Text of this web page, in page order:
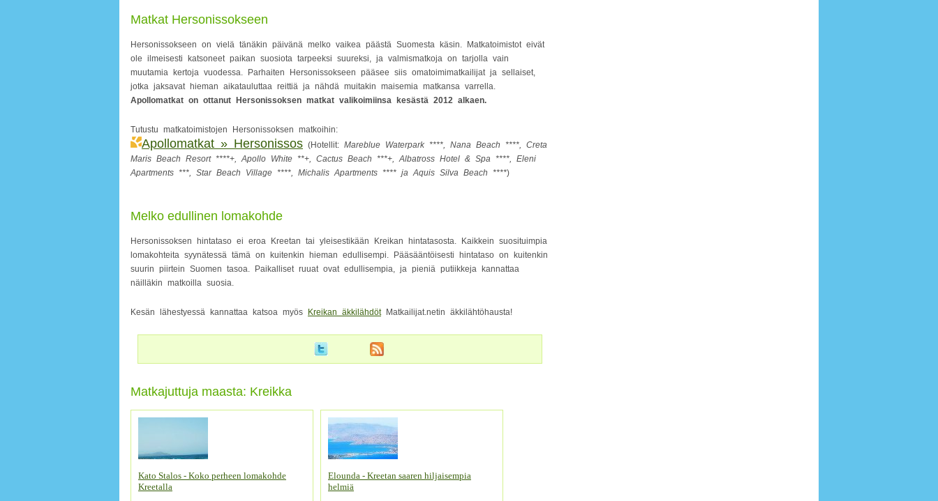
Matkat Hersonissokseen
Hersonissokseen on vielä tänäkin päivänä melko vaikea päästä Suomesta käsin. Matkatoimistot eivät
ole ilmeisesti katsoneet paikan suosiota tarpeeksi suureksi, ja valmismatkoja on tarjolla vain
muutamia kertoja vuodessa. Parhaiten Hersonissokseen pääsee siis omatoimimatkailijat ja sellaiset,
jotka jaksavat hieman aikatauluttaa reittiä ja nähdä muitakin maisemia matkansa varrella.
Apollomatkat on ottanut Hersonissoksen matkat valikoimiinsa kesästä 2012 alkaen.
Tutustu matkatoimistojen Hersonissoksen matkoihin:
Apollomatkat » Hersonissos (Hotellit: Mareblue Waterpark ****, Nana Beach ****, Creta
Maris Beach Resort ****+, Apollo White **+, Cactus Beach ***+, Albatross Hotel & Spa ****, Eleni
Apartments ***, Star Beach Village ****, Michalis Apartments **** ja Aquis Silva Beach ****)
Melko edullinen lomakohde
Hersonissoksen hintataso ei eroa Kreetan tai yleisestikään Kreikan hintatasosta. Kaikkein suosituimpia
lomakohteita syynätessä tämä on kuitenkin hieman edullisempi. Pääsääntöisesti hintataso on kuitenkin
suurin piirtein Suomen tasoa. Paikalliset ruuat ovat edullisempia, ja pieniä putiikkeja kannattaa
näilläkin matkoilla suosia.
Kesän lähestyessä kannattaa katsoa myös Kreikan äkkilähdötMatkailijat.netin äkkilähtöhausta!
Matkajuttuja maasta: Kreikka
Kato Stalos - Koko perheen lomakohde
Kreetalla
Elounda - Kreetan saaren hiljaisempia
helmiä